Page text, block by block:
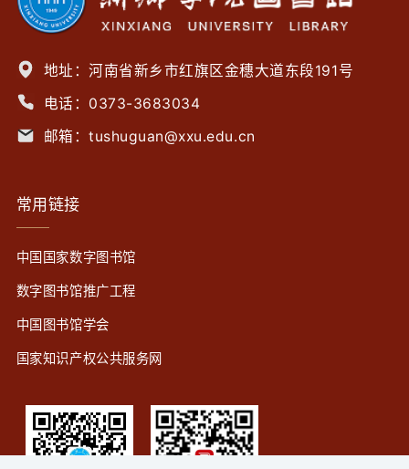
地址：河南省新乡市红旗区金穗大道东段191号
电话：0373-3683034
邮箱：tushuguan@xxu.edu.cn
常用链接
中国国家数字图书馆
数字图书馆推广工程
中国图书馆学会
国家知识产权公共服务网